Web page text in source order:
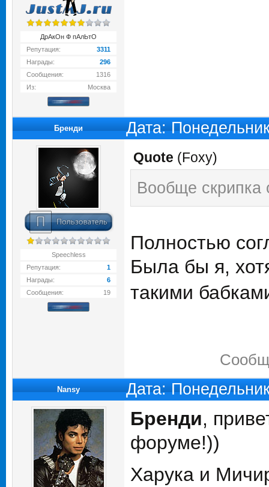
ДрАкОн Ф пАлЬтО
Репутация:
3311
Награды:
296
Сообщения:
1316
Из:
Москва
Бренди Дата:
Speechless
Репутация:
1
Награды:
6
Сообщения:
19
Quote (Foxy)
Вообще скрипка
Полностью
Была бы я,
такими
Nansy Дата:
Бренди,
форуме!))
Харука и